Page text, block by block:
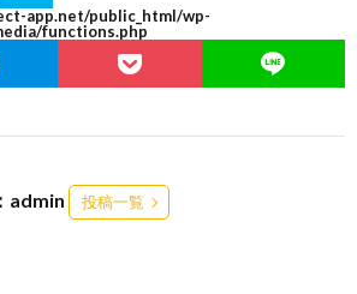
app.net/public_html/wp-
functions.php
admin 投稿一覧